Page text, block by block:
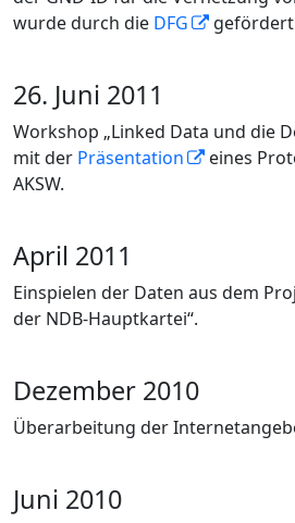
wurde durch die DFG
26. Juni 2011
Workshop „Linked Data und die
mit der Präsentation
eines
AKSW.
April 2011
Einspielen der Daten aus dem
der NDB-Hauptkartei“.
Dezember 2010
Überarbeitung der
Juni 2010